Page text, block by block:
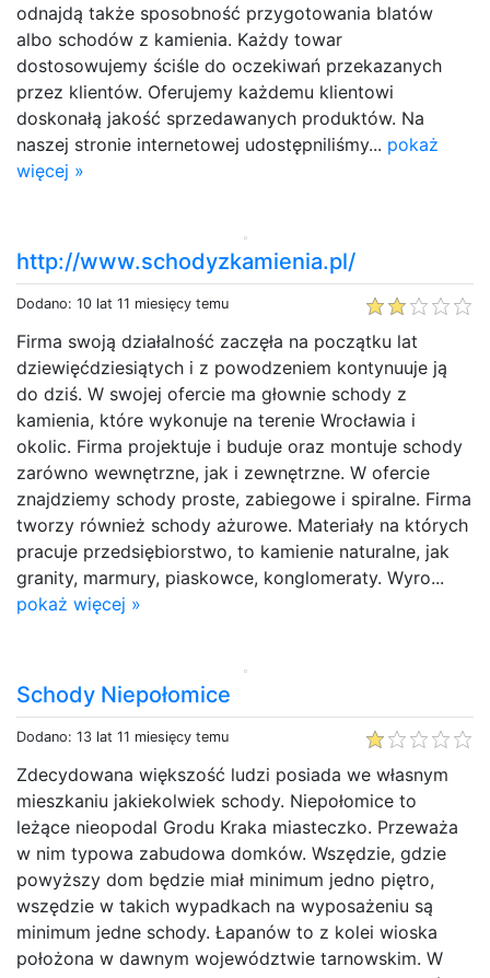
odnajdą także sposobność przygotowania blatów
albo schodów z kamienia. Każdy towar
dostosowujemy ściśle do oczekiwań przekazanych
przez klientów. Oferujemy każdemu klientowi
doskonałą jakość sprzedawanych produktów. Na
naszej stronie internetowej udostępniliśmy... pokaż
więcej »
http://www.schodyzkamienia.pl/
Dodano: 10 lat 11 miesięcy temu
Firma swoją działalność zaczęła na początku lat
dziewięćdziesiątych i z powodzeniem kontynuuje ją
do dziś. W swojej ofercie ma głownie schody z
kamienia, które wykonuje na terenie Wrocławia i
okolic. Firma projektuje i buduje oraz montuje schody
zarówno wewnętrzne, jak i zewnętrzne. W ofercie
znajdziemy schody proste, zabiegowe i spiralne. Firma
tworzy również schody ażurowe. Materiały na których
pracuje przedsiębiorstwo, to kamienie naturalne, jak
granity, marmury, piaskowce, konglomeraty. Wyro...
pokaż więcej »
Schody Niepołomice
Dodano: 13 lat 11 miesięcy temu
Zdecydowana większość ludzi posiada we własnym
mieszkaniu jakiekolwiek schody. Niepołomice to
leżące nieopodal Grodu Kraka miasteczko. Przeważa
w nim typowa zabudowa domków. Wszędzie, gdzie
powyższy dom będzie miał minimum jedno piętro,
wszędzie w takich wypadkach na wyposażeniu są
minimum jedne schody. Łapanów to z kolei wioska
położona w dawnym województwie tarnowskim. W